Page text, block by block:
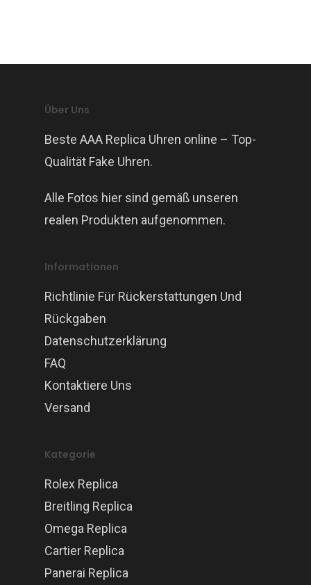
Über Uns
Beste AAA Replica Uhren online – Top-
Qualität Fake Uhren.
Alle Fotos hier sind gemäß unseren
realen Produkten aufgenommen.
Informationen
Richtlinie Für Rückerstattungen Und
Rückgaben
Datenschutzerklärung
FAQ
Kontaktiere Uns
Versand
Kategorie
Rolex Replica
Breitling Replica
Omega Replica
Cartier Replica
Panerai Replica